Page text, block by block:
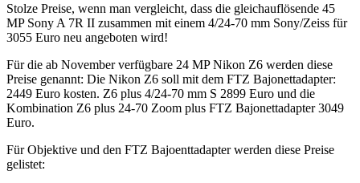
Stolze Preise, wenn man vergleicht, dass die gleichauflösende 45
MP Sony A 7R II zusammen mit einem 4/24-70 mm Sony/Zeiss für
3055 Euro neu angeboten wird!
Für die ab November verfügbare 24 MP Nikon Z6 werden diese
Preise genannt: Die Nikon Z6 soll mit dem FTZ Bajonettadapter:
2449 Euro kosten. Z6 plus 4/24-70 mm S 2899 Euro und die
Kombination Z6 plus 24-70 Zoom plus FTZ Bajonettadapter 3049
Euro.
Für Objektive und den FTZ Bajoenttadapter werden diese Preise
gelistet: